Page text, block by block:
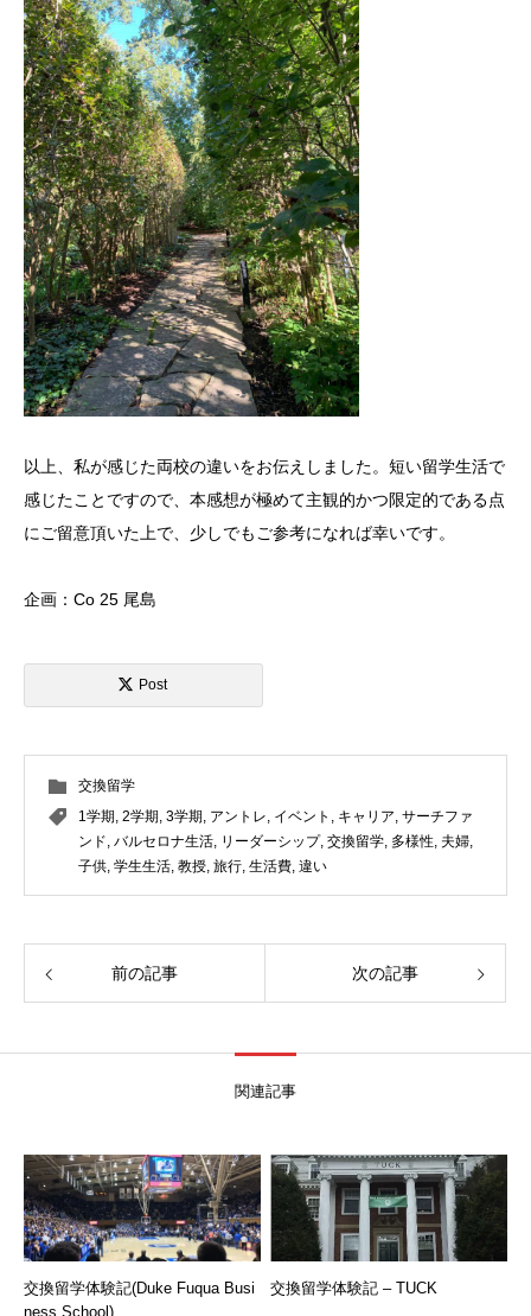
以上、私が感じた両校の違いをお伝えしました。短い留学生活で
感じたことですので、本感想が極めて主観的かつ限定的である点
にご留意頂いた上で、少しでもご参考になれば幸いです。
企画：Co 25 尾島
Post
交換留学
1学期, 2学期, 3学期, アントレ, イベント , キャリア, サーチファ
ンド, バルセロナ生活, リーダーシップ, 交換留学, 多様性, 夫婦,
子供, 学生生活, 教授, 旅行, 生活費, 違い
前の記事 次の記事
関連記事
交換留学体験記(Duke Fuqua Busi
ness School)
交換留学体験記 – TUCK